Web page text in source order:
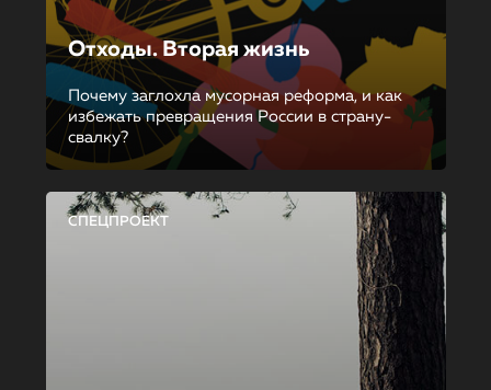
Отходы. Вторая жизнь
Почему заглохла мусорная реформа, и как
избежать превращения России в страну-
свалку?
СПЕЦПРОЕКТ